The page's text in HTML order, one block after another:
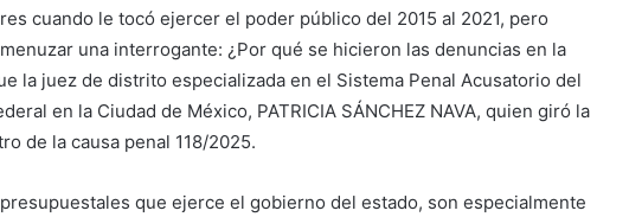
cuando le tocó ejercer el poder público del 2015 al 2021, pero
una interrogante: ¿Por qué se hicieron las denuncias en la
la juez de distrito especializada en el Sistema Penal Acusatorio del
en la Ciudad de México, PATRICIA SÁNCHEZ NAVA, quien giró la
de la causa penal 118/2025.
que ejerce el gobierno del estado, son especialmente